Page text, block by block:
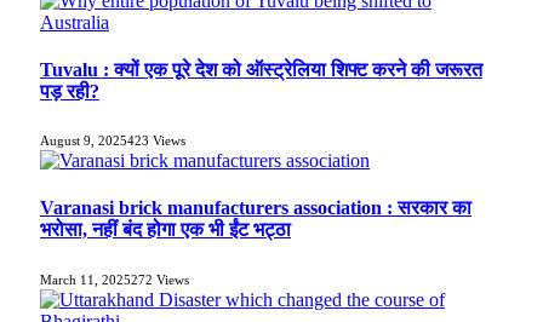
Tuvalu : क्यों एक पूरे देश को ऑस्ट्रेलिया शिफ्ट करने की जरूरत
पड़ रही?
August 9, 2025423 Views
Varanasi brick manufacturers association : सरकार का
भरोसा, नहीं बंद होगा एक भी ईंट भट्ठा
March 11, 2025272 Views